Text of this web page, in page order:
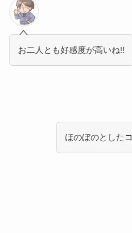
お二人とも好感度が高いね!!
ほのぼのとした